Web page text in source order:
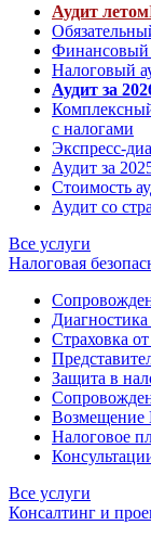
Аудит летом
Финансовый
Налоговый
Аудит за
с налогами
Экспресс-
Аудит за
Стоимость
Аудит со
Все услуги
Налоговая
Страховка
Защита в
Налоговое
Все услуги
Консалтинг и